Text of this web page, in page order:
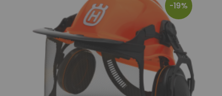
-19%